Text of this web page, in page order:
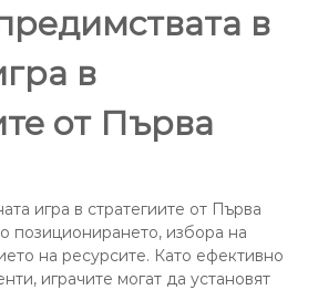
в
в
от Първа
игра в стратегиите от Първа
позиционирането, избора на
на ресурсите. Като ефективно
играчите могат да установят